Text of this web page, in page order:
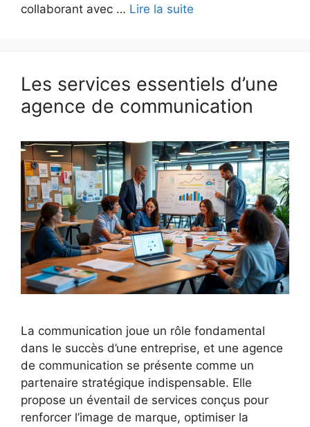
collaborant avec … Lire la suite
Les services essentiels d’une
agence de communication
La communication joue un rôle fondamental
dans le succès d’une entreprise, et une agence
de communication se présente comme un
partenaire stratégique indispensable. Elle
propose un éventail de services conçus pour
renforcer l’image de marque, optimiser la